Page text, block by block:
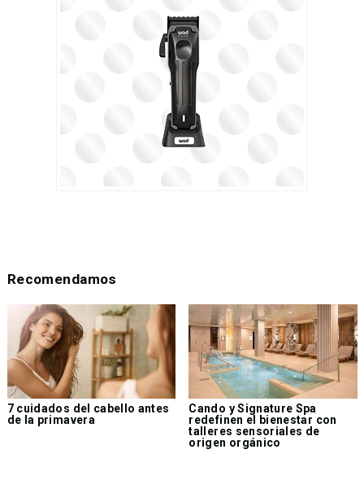
Recomendamos
7 cuidados del cabello antes
de la primavera
Cando y Signature Spa
redefinen el bienestar con
talleres sensoriales de
origen orgánico